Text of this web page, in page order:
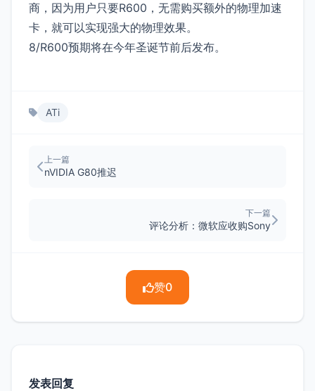
商，因为用户只要R600，无需购买额外的物理加速
卡，就可以实现强大的物理效果。
8/R600预期将在今年圣诞节前后发布。
ATi
上一篇
nVIDIA G80推迟
下一篇
评论分析：微软应收购Sony
赞0
发表回复